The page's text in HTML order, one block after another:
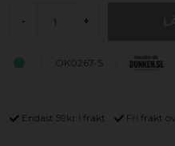
- +
OK0267-S
Endast 59kr i frakt Fri frakt